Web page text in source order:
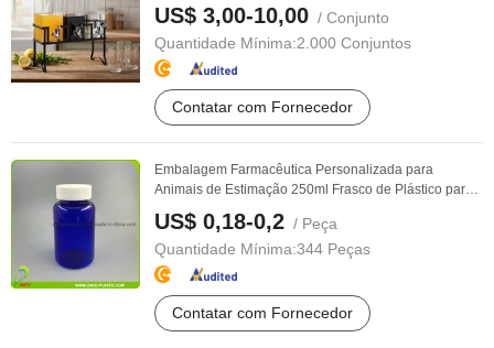
US$ 3,00-10,00 / Conjunto
Quantidade Mínima:2.000 Conjuntos
Contatar com Fornecedor
Embalagem Farmacêutica Personalizada para
Animais de Estimação 250ml Frasco de Plástico para
US$ 0,18-0,2 / Peça
Quantidade Mínima:344 Peças
Contatar com Fornecedor